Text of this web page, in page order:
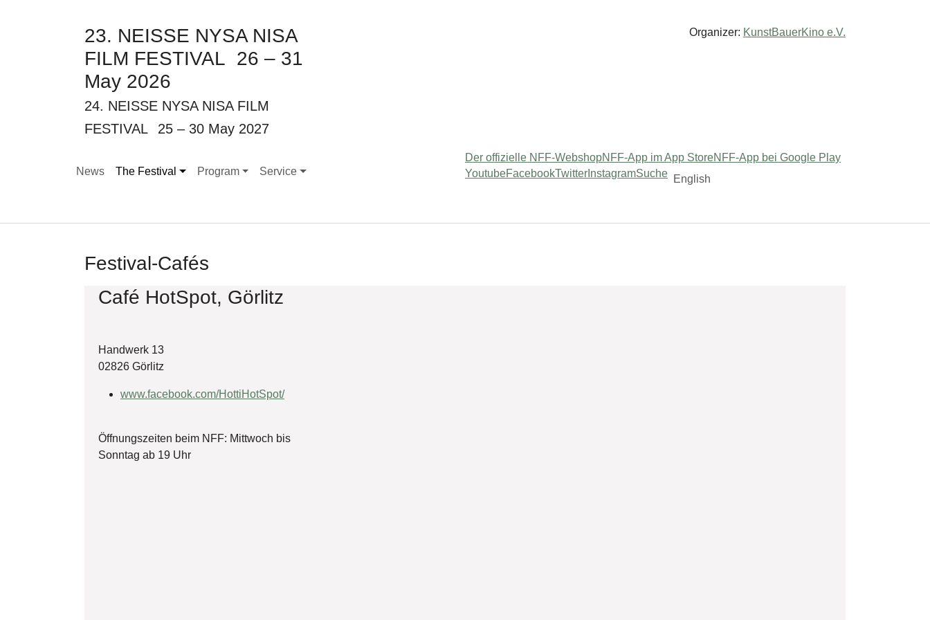
23. NEISSE NYSA NISA
FILM FESTIVAL 26 – 31
May 2026
24. NEISSE NYSA NISA FILM
FESTIVAL
25 – 30 May 2027
Organizer: KunstBauerKino e.V.
News The Festival
Submenu for "The Festival"
Program
Submenu for "Program"
Service
Submenu for "Service"
Der offizielle NFF-WebshopNFF-App im App StoreNFF-App bei Google Play
YoutubeFacebookTwitter InstagramSuche English
Festival-Cafés
Café HotSpot, Görlitz
Handwerk 13
02826 Görlitz
www.facebook.com/HottiHotSpot/
Öffnungszeiten beim NFF: Mittwoch bis
Sonntag ab 19 Uhr